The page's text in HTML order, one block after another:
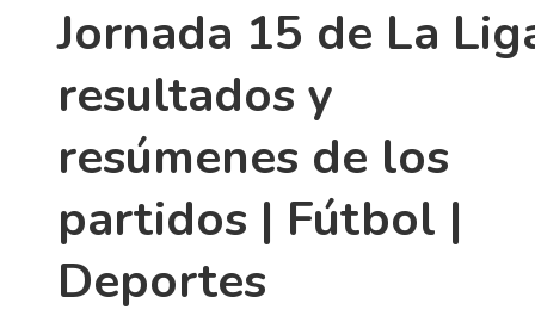
Jornada 15 de La
resultados y
resúmenes de los
partidos | Fútbol |
Deportes